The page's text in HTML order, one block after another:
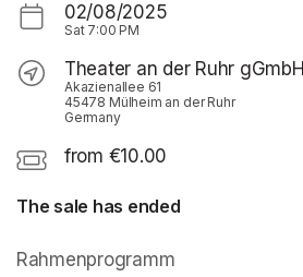
02/08/2025
Sat 7:00 PM
Theater an der Ruhr gGmbH
Akazienallee 61
45478 Mülheim an der Ruhr
Germany
from €10.00
The sale has ended
Rahmenprogramm